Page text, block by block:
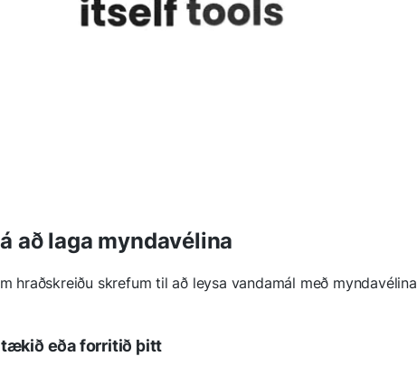
að laga myndavélina
hraðskreiðu skrefum til að leysa vandamál með myndavélina
tækið eða forritið þitt